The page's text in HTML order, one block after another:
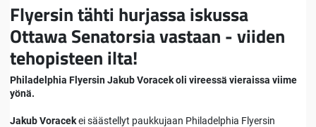
Flyersin tähti hurjassa iskussa
Ottawa Senatorsia vastaan - viiden
tehopisteen ilta!
Philadelphia Flyersin Jakub Voracek oli vireessä vieraissa viime
yönä.
Jakub Voracekei säästellyt paukkujaan Philadelphia Flyersin